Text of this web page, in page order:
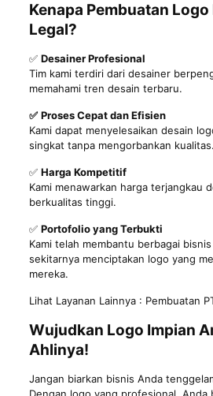
Kenapa Pembuatan Logo
Legal?
✅ Desainer Profesional
Tim kami terdiri dari desainer
memahami tren desain terbaru.
✅ Proses Cepat dan Efisien
Kami dapat menyelesaikan desain
singkat tanpa mengorbankan kualitas.
✅ Harga Kompetitif
Kami menawarkan harga terjangkau
berkualitas tinggi.
✅ Portofolio yang Terbukti
Kami telah membantu berbagai
sekitarnya menciptakan logo yang
mereka.
Lihat Layanan Lainnya : Pembuatan
Wujudkan Logo Impian
Ahlinya!
Jangan biarkan bisnis Anda